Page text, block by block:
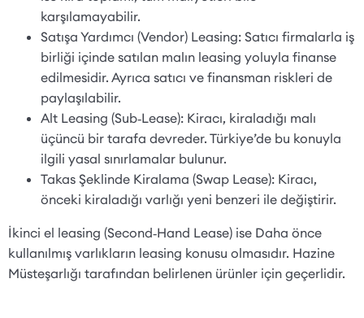
karşılamayabilir.
Satışa Yardımcı (Vendor) Leasing: Satıcı firmalarla iş
birliği içinde satılan malın leasing yoluyla finanse
edilmesidir. Ayrıca satıcı ve finansman riskleri de
paylaşılabilir.
Alt Leasing (Sub‑Lease): Kiracı, kiraladığı malı
üçüncü bir tarafa devreder. Türkiye’de bu konuyla
ilgili yasal sınırlamalar bulunur.
Takas Şeklinde Kiralama (Swap Lease): Kiracı,
önceki kiraladığı varlığı yeni benzeri ile değiştirir.
İkinci el leasing (Second‑Hand Lease) ise Daha önce
kullanılmış varlıkların leasing konusu olmasıdır. Hazine
Müsteşarlığı tarafından belirlenen ürünler için geçerlidir.